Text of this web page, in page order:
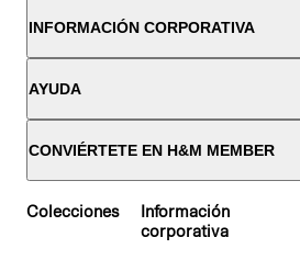
INFORMACIÓN CORPORATIVA
AYUDA
CONVIÉRTETE EN H&M MEMBER
Colecciones
Información
corporativa